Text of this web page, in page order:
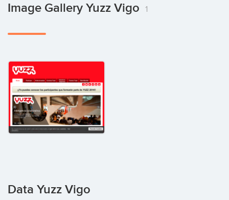
Image Gallery Yuzz Vigo 1
Data Yuzz Vigo